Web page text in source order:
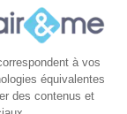
sur l’air à vos
équivalentes
des contenus et